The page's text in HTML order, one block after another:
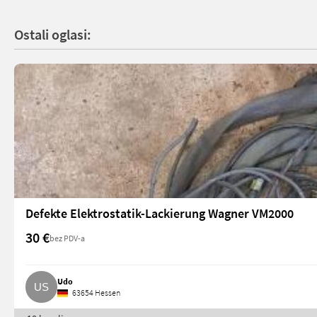
Ostali oglasi:
Defekte Elektrostatik-Lackierung Wagner VM2000
30 €bez PDV-a
Udo
63654 Hessen